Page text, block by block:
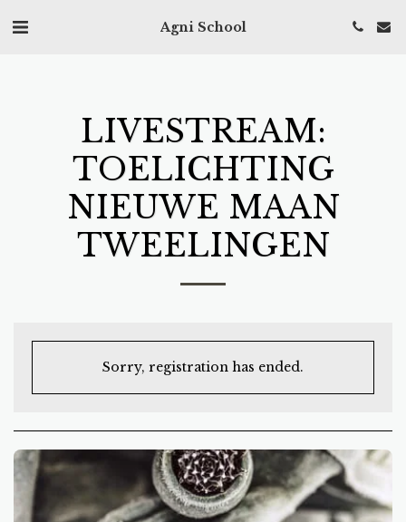
Agni School
LIVESTREAM:
TOELICHTING
NIEUWE MAAN
TWEELINGEN
Sorry, registration has ended.